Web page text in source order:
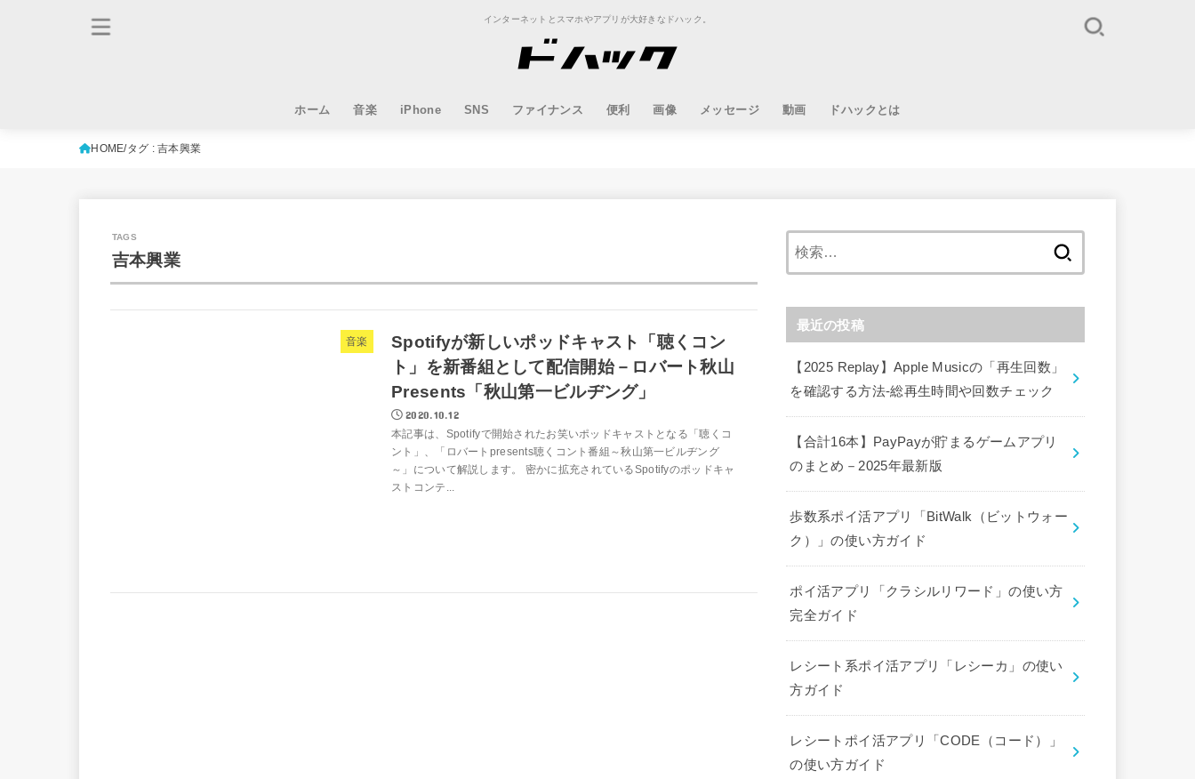
インターネットとスマホやアプリが大好きなドハック。
ホーム 音楽 iPhone SNS ファイナンス 便利 画像 メッセージ 動画 ドハックとは
HOME タグ : 吉本興業
吉本興業
音楽
Spotifyが新しいポッドキャスト「聴くコン
ト」を新番組として配信開始－ロバート秋山
Presents「秋山第一ビルヂング」
2020.10.12
本記事は、Spotifyで開始されたお笑いポッドキャストとなる「聴くコ
ント」、「ロバートpresents聴くコント番組～秋山第一ビルヂング
～」について解説します。 密かに拡充されているSpotifyのポッドキャ
ストコンテ...
最近の投稿
【2025 Replay】Apple Musicの「再生回数」
を確認する方法-総再生時間や回数チェック
【合計16本】PayPayが貯まるゲームアプリ
のまとめ－2025年最新版
歩数系ポイ活アプリ「BitWalk（ビットウォー
ク）」の使い方ガイド
ポイ活アプリ「クラシルリワード」の使い方
完全ガイド
レシート系ポイ活アプリ「レシーカ」の使い
方ガイド
レシートポイ活アプリ「CODE（コード）」
の使い方ガイド